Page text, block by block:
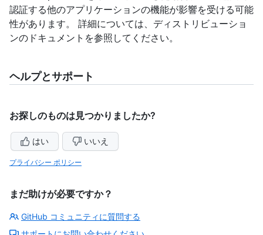
認証する他のアプリケーションの機能が影響を受ける可能
性があります。 詳細については、ディストリビューショ
ンのドキュメントを参照してください。
ヘルプとサポート
お探しのものは見つかりましたか?
はい いいえ
プライバシー ポリシー
まだ助けが必要ですか？
GitHub コミュニティに質問する